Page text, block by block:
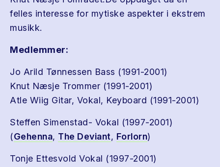
felles interesse for mytiske aspekter i ekstrem
musikk.
Medlemmer:
Jo Arild Tønnessen Bass (1991-2001)
Knut Næsje Trommer (1991-2001)
Atle Wiig Gitar, Vokal, Keyboard (1991-2001)
Steffen Simenstad- Vokal (1997-2001)
(Gehenna, The Deviant, Forlorn)
Tonje Ettesvold Vokal (1997-2001)